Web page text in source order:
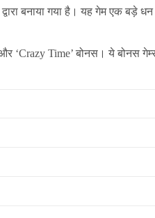
बनाया गया है। यह गेम एक बड़े
‘Crazy Time’ बोनस। ये बोनस